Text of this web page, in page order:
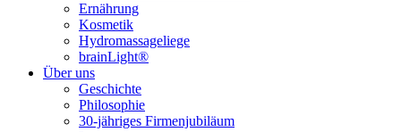
Ernährung
Kosmetik
Hydromassageliege
brainLight®
Über uns
Geschichte
Philosophie
30-jähriges Firmenjubiläum